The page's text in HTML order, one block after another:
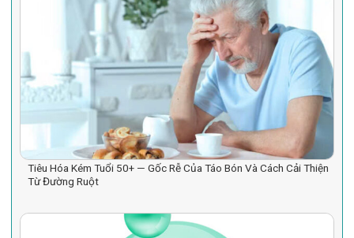
Tiêu Hóa Kém Tuổi 50+ — Gốc Rễ Của Táo Bón Và Cách Cải Thiện
Từ Đường Ruột